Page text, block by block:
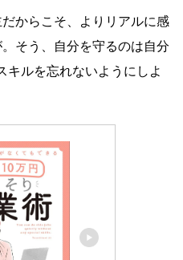
からこそ、よりリアルに感
そう、自分を守るのは自分
キルを忘れないようにしよ